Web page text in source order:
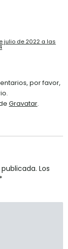
julio de 2022 a las
por favor,
Gravatar.
Los
*